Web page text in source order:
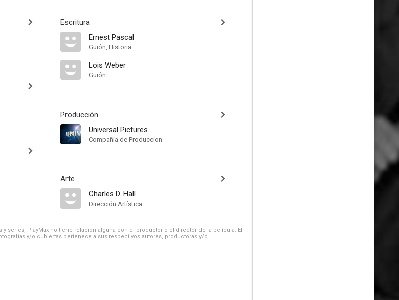
Escritura
Ernest Pascal
Guión, Historia
Lois Weber
Guión
Producción
Universal Pictures
Compañía de Produccion
Arte
Charles D. Hall
Dirección Artística
series, PlayMax no tiene relación alguna con el productor o el director de la película. El
y/o cubiertas pertenece a sus respectivos autores, productoras y/o